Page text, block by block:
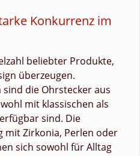
Konkurrenz im
beliebter Produkte,
überzeugen.
die Ohrstecker aus
mit klassischen als
sind. Die
mit Zirkonia, Perlen oder
sich sowohl für Alltag